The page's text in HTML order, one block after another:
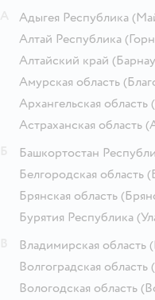
Адыгея Республика
Алтай Республика
Алтайский край
Амурская область
Архангельская область
Астраханская область
Башкортостан
Белгородская область
Брянская область
Бурятия Республика
Владимирская область
Волгоградская область
Вологодская область